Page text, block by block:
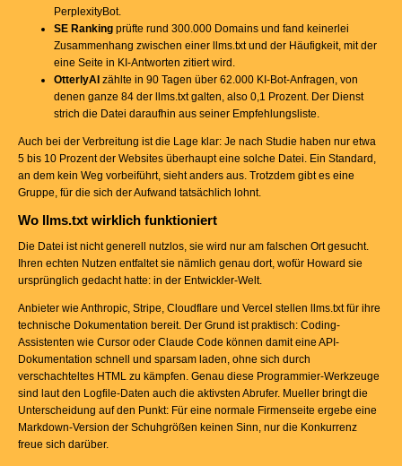
PerplexityBot.
SE Ranking prüfte rund 300.000 Domains und fand keinerlei
Zusammenhang zwischen einer llms.txt und der Häufigkeit, mit der
eine Seite in KI-Antworten zitiert wird.
OtterlyAI zählte in 90 Tagen über 62.000 KI-Bot-Anfragen, von
denen ganze 84 der llms.txt galten, also 0,1 Prozent. Der Dienst
strich die Datei daraufhin aus seiner Empfehlungsliste.
Auch bei der Verbreitung ist die Lage klar: Je nach Studie haben nur etwa
5 bis 10 Prozent der Websites überhaupt eine solche Datei. Ein Standard,
an dem kein Weg vorbeiführt, sieht anders aus. Trotzdem gibt es eine
Gruppe, für die sich der Aufwand tatsächlich lohnt.
Wo llms.txt wirklich funktioniert
Die Datei ist nicht generell nutzlos, sie wird nur am falschen Ort gesucht.
Ihren echten Nutzen entfaltet sie nämlich genau dort, wofür Howard sie
ursprünglich gedacht hatte: in der Entwickler-Welt.
Anbieter wie Anthropic, Stripe, Cloudflare und Vercel stellen llms.txt für ihre
technische Dokumentation bereit. Der Grund ist praktisch: Coding-
Assistenten wie Cursor oder Claude Code können damit eine API-
Dokumentation schnell und sparsam laden, ohne sich durch
verschachteltes HTML zu kämpfen. Genau diese Programmier-Werkzeuge
sind laut den Logfile-Daten auch die aktivsten Abrufer. Mueller bringt die
Unterscheidung auf den Punkt: Für eine normale Firmenseite ergebe eine
Markdown-Version der Schuhgrößen keinen Sinn, nur die Konkurrenz
freue sich darüber.